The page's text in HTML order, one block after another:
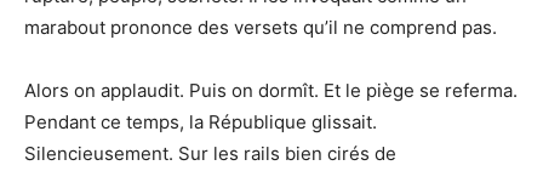
marabout prononce des versets qu’il ne comprend pas.
Alors on applaudit. Puis on dormît. Et le piège se referma.
Pendant ce temps, la République glissait.
Silencieusement. Sur les rails bien cirés de